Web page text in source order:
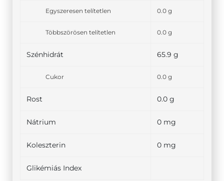
Egyszeresen telítetlen 0.0 g
Többszörösen telítetlen 0.0 g
Szénhidrát 65.9 g
Cukor 0.0 g
Rost 0.0 g
Nátrium 0 mg
Koleszterin 0 mg
Glikémiás Index